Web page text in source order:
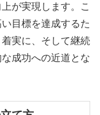
が実現します。こ
目標を達成するた
実に、そして継続
成功への近道とな